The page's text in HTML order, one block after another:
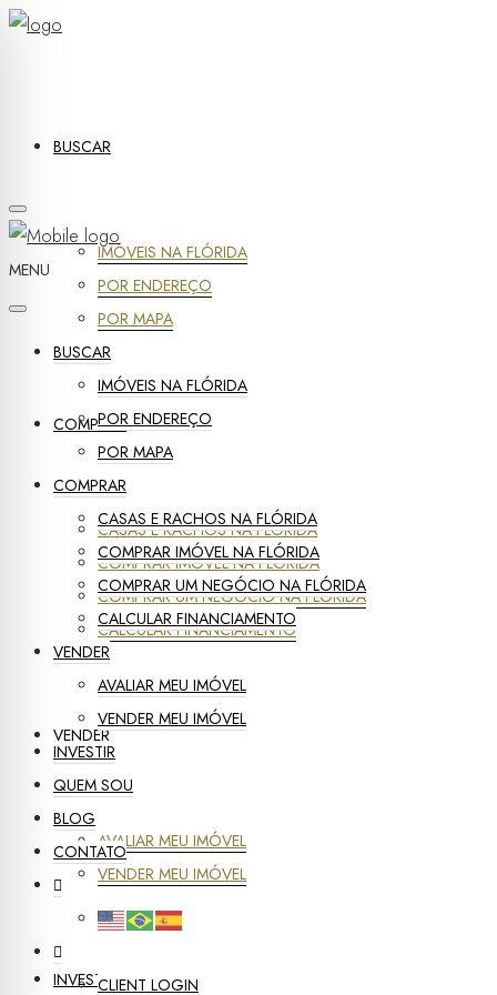
BUSCAR
IMÓVEIS NA FLÓRIDA
POR ENDEREÇO
POR MAPA
COMPRAR
CASAS E RACHOS NA FLÓRIDA
COMPRAR IMÓVEL NA FLÓRIDA
COMPRAR UM NEGÓCIO NA FLÓRIDA
CALCULAR FINANCIAMENTO
VENDER
AVALIAR MEU IMÓVEL
VENDER MEU IMÓVEL
INVESTIR
MENU
BUSCAR
IMÓVEIS NA FLÓRIDA
POR ENDEREÇO
POR MAPA
COMPRAR
CASAS E RACHOS NA FLÓRIDA
COMPRAR IMÓVEL NA FLÓRIDA
COMPRAR UM NEGÓCIO NA FLÓRIDA
CALCULAR FINANCIAMENTO
VENDER
AVALIAR MEU IMÓVEL
VENDER MEU IMÓVEL
INVESTIR
QUEM SOU
BLOG
CONTATO
CLIENT LOGIN